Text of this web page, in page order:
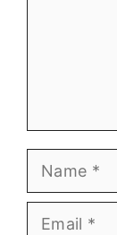
Name
Email